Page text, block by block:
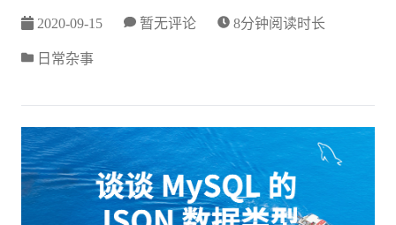
2020-09-15 暂无评论 8分钟阅读时长
日常杂事